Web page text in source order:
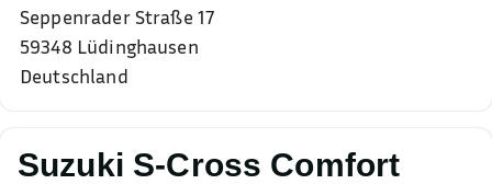
Suzuki S-Cross Comfort
Seppenrader Straße 17
59348 Lüdinghausen
Deutschland